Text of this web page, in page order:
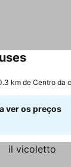
km de Centro da
ver os preços